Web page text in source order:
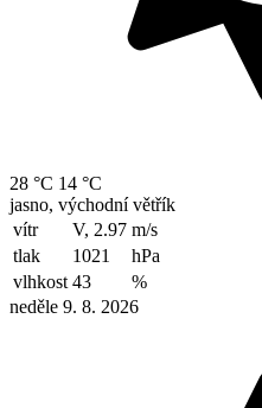
28 °C 14 °C
jasno, východní větřík
vítr
V, 2.97 m/s
tlak
1021
hPa
vlhkost 43
%
neděle 9. 8. 2026